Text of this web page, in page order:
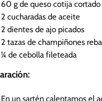
60 g de queso cotija
2 cucharadas de aceite
2 dientes de ajo picados
2 tazas de champiñones
¼ de cebolla fileteada
En un sartén calentamos el